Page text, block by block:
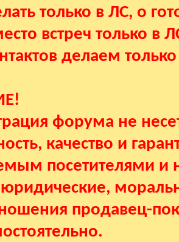
только в ЛС, о
встреч только в
делаем
форума не
качество и
посетителями и
продавец-